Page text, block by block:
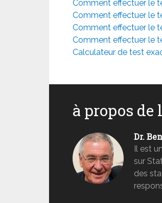
Comment effectuer le
Comment effectuer le
Comment effectuer le
Comment effectuer le
Calculateur de test
à propos de
Dr.
Il est
sur
des